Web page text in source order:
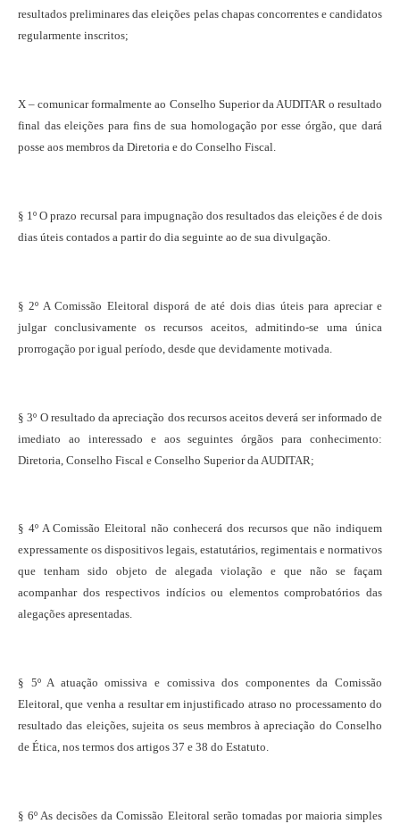
resultados preliminares das eleições pelas chapas concorrentes e candidatos
regularmente inscritos;
X – comunicar formalmente ao Conselho Superior da AUDITAR o resultado
final das eleições para fins de sua homologação por esse órgão, que dará
posse aos membros da Diretoria e do Conselho Fiscal.
§ 1º O prazo recursal para impugnação dos resultados das eleições é de dois
dias úteis contados a partir do dia seguinte ao de sua divulgação.
§ 2º A Comissão Eleitoral disporá de até dois dias úteis para apreciar e
julgar conclusivamente os recursos aceitos, admitindo-se uma única
prorrogação por igual período, desde que devidamente motivada.
§ 3º O resultado da apreciação dos recursos aceitos deverá ser informado de
imediato ao interessado e aos seguintes órgãos para conhecimento:
Diretoria, Conselho Fiscal e Conselho Superior da AUDITAR;
§ 4º A Comissão Eleitoral não conhecerá dos recursos que não indiquem
expressamente os dispositivos legais, estatutários, regimentais e normativos
que tenham sido objeto de alegada violação e que não se façam
acompanhar dos respectivos indícios ou elementos comprobatórios das
alegações apresentadas.
§ 5º A atuação omissiva e comissiva dos componentes da Comissão
Eleitoral, que venha a resultar em injustificado atraso no processamento do
resultado das eleições, sujeita os seus membros à apreciação do Conselho
de Ética, nos termos dos artigos 37 e 38 do Estatuto.
§ 6º As decisões da Comissão Eleitoral serão tomadas por maioria simples